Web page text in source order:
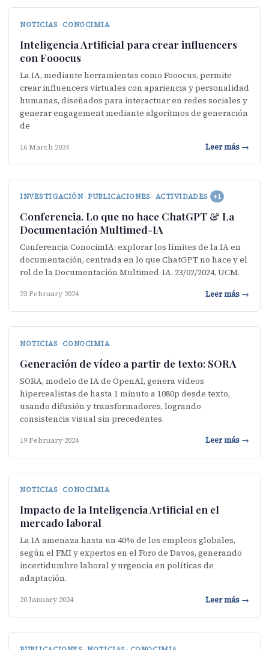
NOTICIAS · CONOCIMIA
Inteligencia Artificial para crear influencers
con Fooocus
La IA, mediante herramientas como Fooocus, permite
crear influencers virtuales con apariencia y personalidad
humanas, diseñados para interactuar en redes sociales y
generar engagement mediante algoritmos de generación
de
16 March 2024 Leer más →
INVESTIGACIÓN · PUBLICACIONES · ACTIVIDADES +1
Conferencia. Lo que no hace ChatGPT & La
Documentación Multimed-IA
Conferencia ConocimIA: explorar los límites de la IA en
documentación, centrada en lo que ChatGPT no hace y el
rol de la Documentación Multimed-IA. 23/02/2024, UCM.
23 February 2024 Leer más →
NOTICIAS · CONOCIMIA
Generación de vídeo a partir de texto: SORA
SORA, modelo de IA de OpenAI, genera vídeos
hiperrealistas de hasta 1 minuto a 1080p desde texto,
usando difusión y transformadores, logrando
consistencia visual sin precedentes.
19 February 2024 Leer más →
NOTICIAS · CONOCIMIA
Impacto de la Inteligencia Artificial en el
mercado laboral
La IA amenaza hasta un 40% de los empleos globales,
según el FMI y expertos en el Foro de Davos, generando
incertidumbre laboral y urgencia en políticas de
adaptación.
20 January 2024 Leer más →